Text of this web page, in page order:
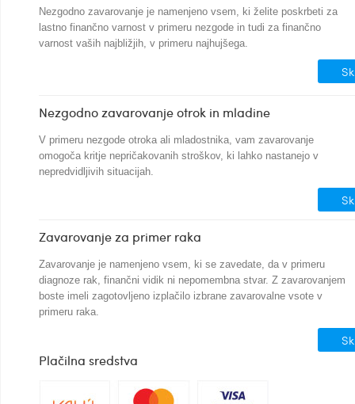
Nezgodno zavarovanje je namenjeno vsem, ki želite poskrbeti za
lastno finančno varnost v primeru nezgode in tudi za finančno
varnost vaših najbližjih, v primeru najhujšega.
Nezgodno zavarovanje otrok in mladine
V primeru nezgode otroka ali mladostnika, vam zavarovanje
omogoča kritje nepričakovanih stroškov, ki lahko nastanejo v
nepredvidljivih situacijah.
Zavarovanje za primer raka
Zavarovanje je namenjeno vsem, ki se zavedate, da v primeru
diagnoze rak, finančni vidik ni nepomembna stvar. Z zavarovanjem
boste imeli zagotovljeno izplačilo izbrane zavarovalne vsote v
primeru raka.
Plačilna sredstva